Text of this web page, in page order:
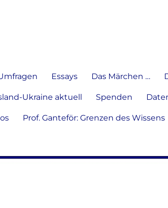
Essays Das Märchen …
Ukraine aktuell Spenden
Prof. Ganteför: Grenzen des Wissens